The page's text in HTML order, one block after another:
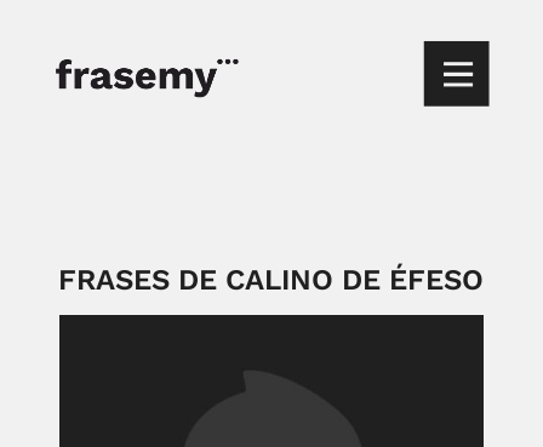
FRASES DE CALINO DE ÉFESO